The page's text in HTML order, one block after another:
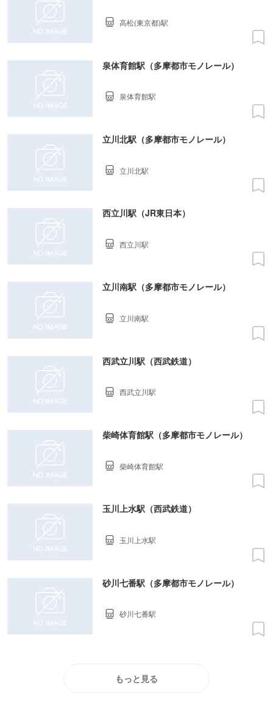
高松(東京都)駅
泉体育館駅（多摩都市モノレール）
泉体育館駅
立川北駅（多摩都市モノレール）
立川北駅
西立川駅（JR東日本）
西立川駅
立川南駅（多摩都市モノレール）
立川南駅
西武立川駅（西武鉄道）
西武立川駅
柴崎体育館駅（多摩都市モノレール）
柴崎体育館駅
玉川上水駅（西武鉄道）
玉川上水駅
砂川七番駅（多摩都市モノレール）
砂川七番駅
もっと見る